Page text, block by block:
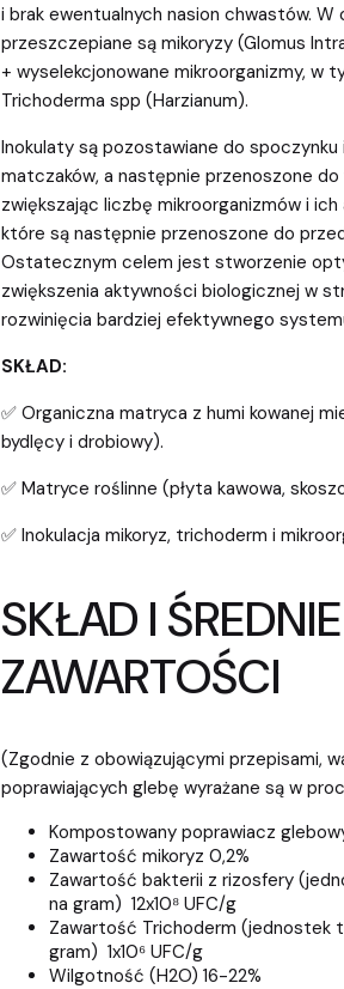
i brak ewentualnych nasion chwastów.
przeszczepiane są mikoryzy (Glomus
+ wyselekcjonowane mikroorganizmy, w
Trichoderma spp (Harzianum).
Inokulaty są pozostawiane do
matczaków, a następnie przenoszone
zwiększając liczbę mikroorganizmów i
które są następnie przenoszone do
Ostatecznym celem jest stworzenie
zwiększenia aktywności biologicznej w
rozwinięcia bardziej efektywnego
SKŁAD:
✅ Organiczna matryca z humi kowanej
bydlęcy i drobiowy).
✅ Matryce roślinne (płyta kawowa,
✅ Inokulacja mikoryz, trichoderm i
SKŁAD I ŚREDNIE
ZAWARTOŚCI
(Zgodnie z obowiązującymi przepisami,
poprawiających glebę wyrażane są w
Kompostowany poprawiacz
Zawartość mikoryz 0,2%
Zawartość bakterii z rizosfery
na gram) 12x10⁸ UFC/g
Zawartość Trichoderm (jednostek
gram) 1x10⁶ UFC/g
Wilgotność (H2O) 16-22%